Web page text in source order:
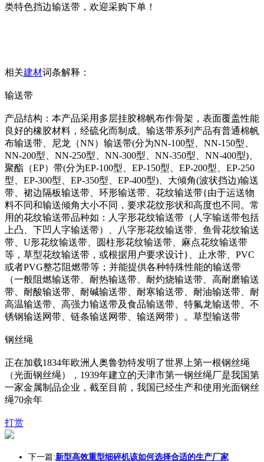
类特色挡边输送带，欢迎采购下单！
相关建材词条解释：
输送带
产品结构：本产品采用多层挂胶棉帆布作骨架，表面覆盖性能
良好的橡胶材料，经硫化而制成。输送带系列产品有普通棉帆
布输送带、尼龙（NN）输送带(分为NN-100型、NN-150型、
NN-200型、NN-250型、NN-300型、NN-350型、NN-400型)、
聚酯（EP）带(分为EP-100型、EP-150型、EP-200型、EP-250
型、EP-300型、EP-350型、EP-400型)、大倾角(波状挡边)输送
带、裙边隔板输送带、环形输送带、花纹输送带{由于运送物
料不同和输送倾角大小不同，要求花纹形状和高度也不同。常
用的花纹输送带品种如：人字形花纹输送带（人字输送带包括
上凸、下凹人字输送带）、八字形花纹输送带、鱼骨花纹输送
带、U形花纹输送带、圆柱形花纹输送带、麻点花纹输送带
等，草型花纹输送带，或根据用户要求设计}、止水带、PVC
或者PVG整芯阻燃带等；并能提供各种特殊性能的输送带
（一般阻燃输送带、耐热输送带、耐灼烧输送带、高耐磨输送
带、耐酸输送带、耐碱输送带、耐寒输送带、耐油输送带、耐
高温输送带、高强力输送带及食品输送带、特氟龙输送带、不
锈钢输送网带、链条输送网带、输送网带）。草型输送带
钢丝绳
正在加载1834年欧洲人奥鲁勃特发明了世界上第一根钢丝绳
（光面钢丝绳），1939年建立的天津市第一钢丝绳厂是我国第
一家金属制品企业，截至目前，我国已经生产和使用光面钢丝
绳70余年
打赏
下一篇:新型高效重型细碎机该如何选择合适的生产厂家